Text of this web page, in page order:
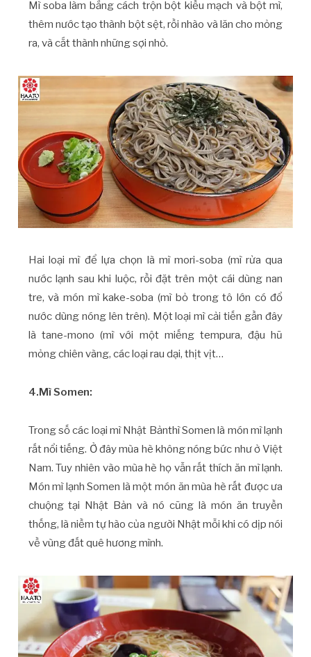
Mì soba làm bằng cách trộn bột kiều mạch và bột mì,
thêm nước tạo thành bột sệt, rồi nhào và lăn cho mỏng
ra, và cắt thành những sợi nhỏ.
Hai loại mì để lựa chọn là mì mori-soba (mì rửa qua
nước lạnh sau khi luộc, rồi đặt trên một cái dùng nan
tre, và món mì kake-soba (mì bỏ trong tô lớn có đổ
nước dùng nóng lên trên). Một loại mì cải tiến gần đây
là tane-mono (mì với một miếng tempura, đậu hũ
mỏng chiên vàng, các loại rau dại, thịt vịt…
4.Mì Somen:
Trong số các loại mì Nhật Bảnthì Somen là món mì lạnh
rất nổi tiếng. Ở đây mùa hè không nóng bức như ở Việt
Nam. Tuy nhiên vào mùa hè họ vẫn rất thích ăn mì lạnh.
Món mì lạnh Somen là một món ăn mùa hè rất được ưa
chuộng tại Nhật Bản và nó cũng là món ăn truyền
thống, là niềm tự hào của người Nhật mỗi khi có dịp nói
về vùng đất quê hương mình.